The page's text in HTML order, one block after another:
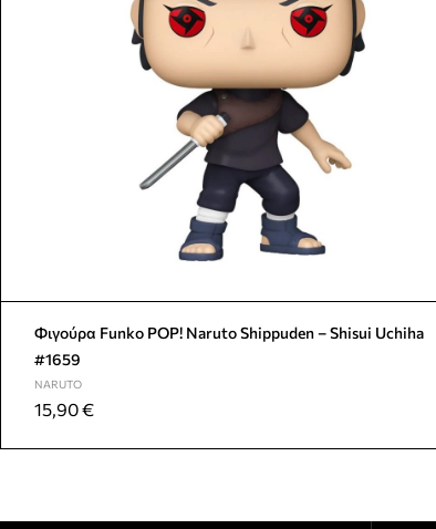
Φιγούρα Funko POP! Naruto Shippuden – Shisui Uchiha
#1659
NARUTO
15,90€